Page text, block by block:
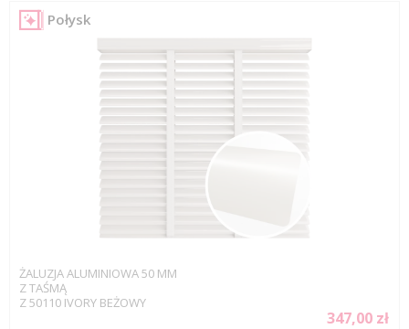
Połysk
ŻALUZJA ALUMINIOWA 50 MM
Z TAŚMĄ
Z 50110 IVORY BEŻOWY
347,00 zł